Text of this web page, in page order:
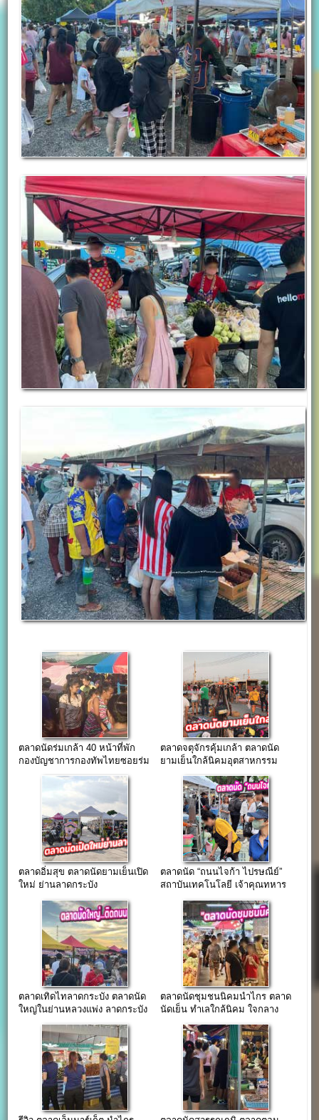
ตลาดนัดร่มเกล้า 40 หน้าที่พัก
กองบัญชาการกองทัพไทยซอยร่ม
ตลาดจตุจักรคุ้มเกล้า ตลาดนัด
ยามเย็นใกล้นิคมอุตสาหกรรม
ตลาดอิ่มสุข ตลาดนัดยามเย็นเปิด
ใหม่ ย่านลาดกระบัง
ตลาดนัด “ถนนไจก้า ไปรษณีย์”
สถาบันเทคโนโลยี เจ้าคุณทหาร
ตลาดเทิดไทลาดกระบัง ตลาดนัด
ใหญ่ในย่านหลวงแพ่ง ลาดกระบัง
ตลาดนัดชุมชนนิคมนำไกร ตลาด
นัดเย็น ทำเลใกล้นิคม ใจกลาง